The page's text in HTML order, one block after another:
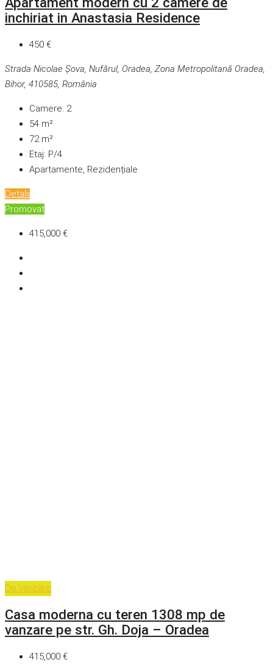
inchiriat in Anastasia Residence
450 €
Strada Nicolae Șova, Nufărul, Oradea, Zona Metropolitană Oradea,
Bihor, 410585, România
Camere: 2
54 m²
72m²
Etaj: P/4
Apartamente, Rezidențiale
Detalii
Promovat
415,000 €
De vânzare
Casa moderna cu teren 1308 mp de
vanzare pe str. Gh. Doja – Oradea
415,000 €